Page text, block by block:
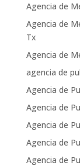
Agencia de
Agencia de
Tx
Agencia de
agencia de
Agencia de
Agencia de
Agencia de
Agencia de
Agencia de